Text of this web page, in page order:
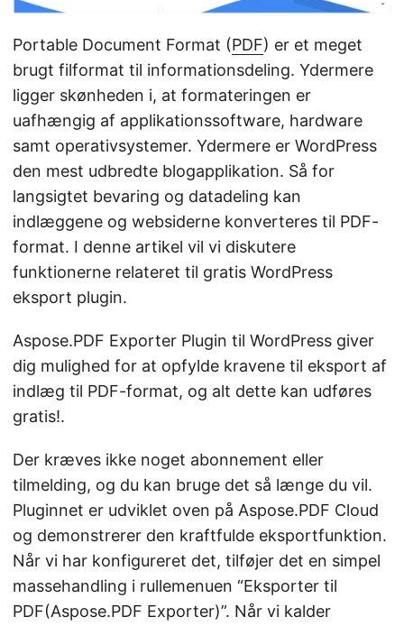
Portable Document Format (PDF) er et meget
brugt filformat til informationsdeling. Ydermere
ligger skønheden i, at formateringen er
uafhængig af applikationssoftware, hardware
samt operativsystemer. Ydermere er WordPress
den mest udbredte blogapplikation. Så for
langsigtet bevaring og datadeling kan
indlæggene og websiderne konverteres til PDF-
format. I denne artikel vil vi diskutere
funktionerne relateret til gratis WordPress
eksport plugin.
Aspose.PDF Exporter Plugin til WordPress giver
dig mulighed for at opfylde kravene til eksport af
indlæg til PDF-format, og alt dette kan udføres
gratis!.
Der kræves ikke noget abonnement eller
tilmelding, og du kan bruge det så længe du vil.
Pluginnet er udviklet oven på Aspose.PDF Cloud
og demonstrerer den kraftfulde eksportfunktion.
Når vi har konfigureret det, tilføjer det en simpel
massehandling i rullemenuen “Eksporter til
PDF(Aspose.PDF Exporter)”. Når vi kalder